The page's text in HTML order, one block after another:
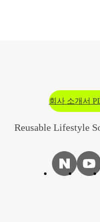
회사 소개서
Reusable Lifestyle